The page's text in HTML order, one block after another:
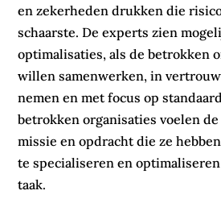
en zekerheden drukken die
schaarste. De experts zien
optimalisaties, als de betrokken
willen samenwerken, in
nemen en met focus op
betrokken organisaties voelen
missie en opdracht die ze
te specialiseren en
taak.